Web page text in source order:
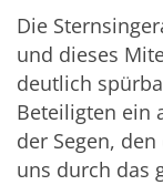
Die
und dieses
deutlich
Beteiligten ein
der Segen,
uns durch das